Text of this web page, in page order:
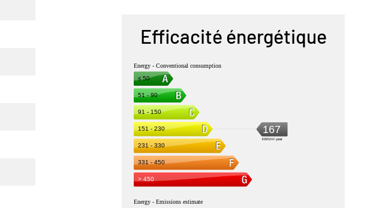
Efficacité énergétique